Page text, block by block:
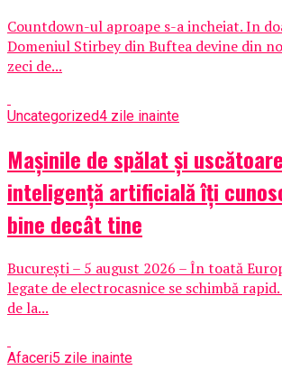
Countdown-ul aproape s-a incheiat. In
Domeniul Stirbey din Buftea devine din
zeci de...
Uncategorized4 zile inainte
Mașinile de spălat și
inteligență artificială îți
bine decât tine
București – 5 august 2026 – În toată
legate de electrocasnice se schimbă
de la...
Afaceri5 zile inainte